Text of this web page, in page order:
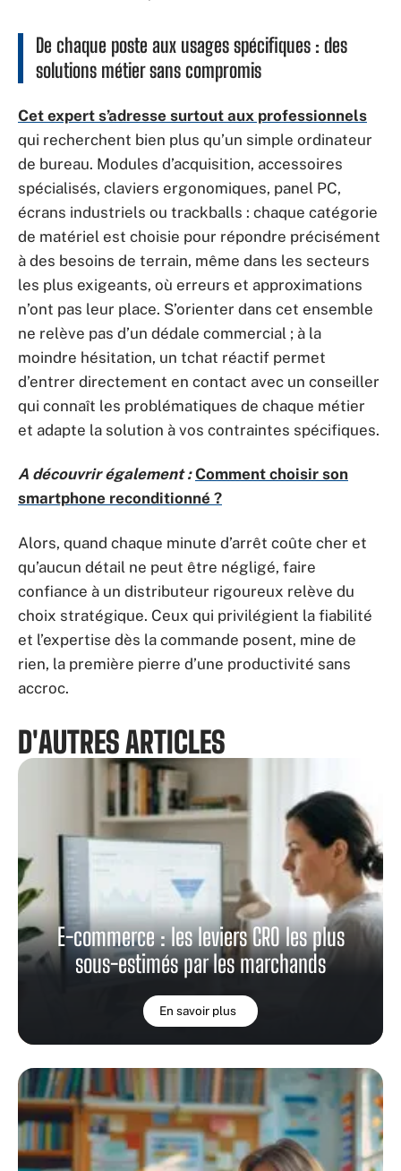
De chaque poste aux usages spécifiques : des
solutions métier sans compromis
Cet expert s’adresse surtout aux professionnels
qui recherchent bien plus qu’un simple ordinateur
de bureau. Modules d’acquisition, accessoires
spécialisés, claviers ergonomiques, panel PC,
écrans industriels ou trackballs : chaque catégorie
de matériel est choisie pour répondre précisément
à des besoins de terrain, même dans les secteurs
les plus exigeants, où erreurs et approximations
n’ont pas leur place. S’orienter dans cet ensemble
ne relève pas d’un dédale commercial ; à la
moindre hésitation, un tchat réactif permet
d’entrer directement en contact avec un conseiller
qui connaît les problématiques de chaque métier
et adapte la solution à vos contraintes spécifiques.
A découvrir également : Comment choisir son
smartphone reconditionné ?
Alors, quand chaque minute d’arrêt coûte cher et
qu’aucun détail ne peut être négligé, faire
confiance à un distributeur rigoureux relève du
choix stratégique. Ceux qui privilégient la fiabilité
et l’expertise dès la commande posent, mine de
rien, la première pierre d’une productivité sans
accroc.
D'AUTRES ARTICLES
E-commerce : les leviers CRO les plus
sous-estimés par les marchands
En savoir plus